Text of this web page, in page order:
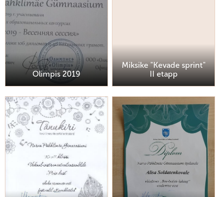
Olimpis 2019
Miksike "Kevade sprint"
II etapp